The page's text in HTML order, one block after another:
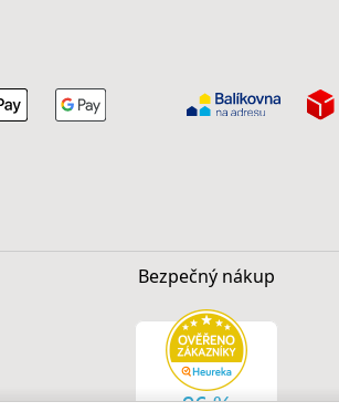
Bezpečný nákup